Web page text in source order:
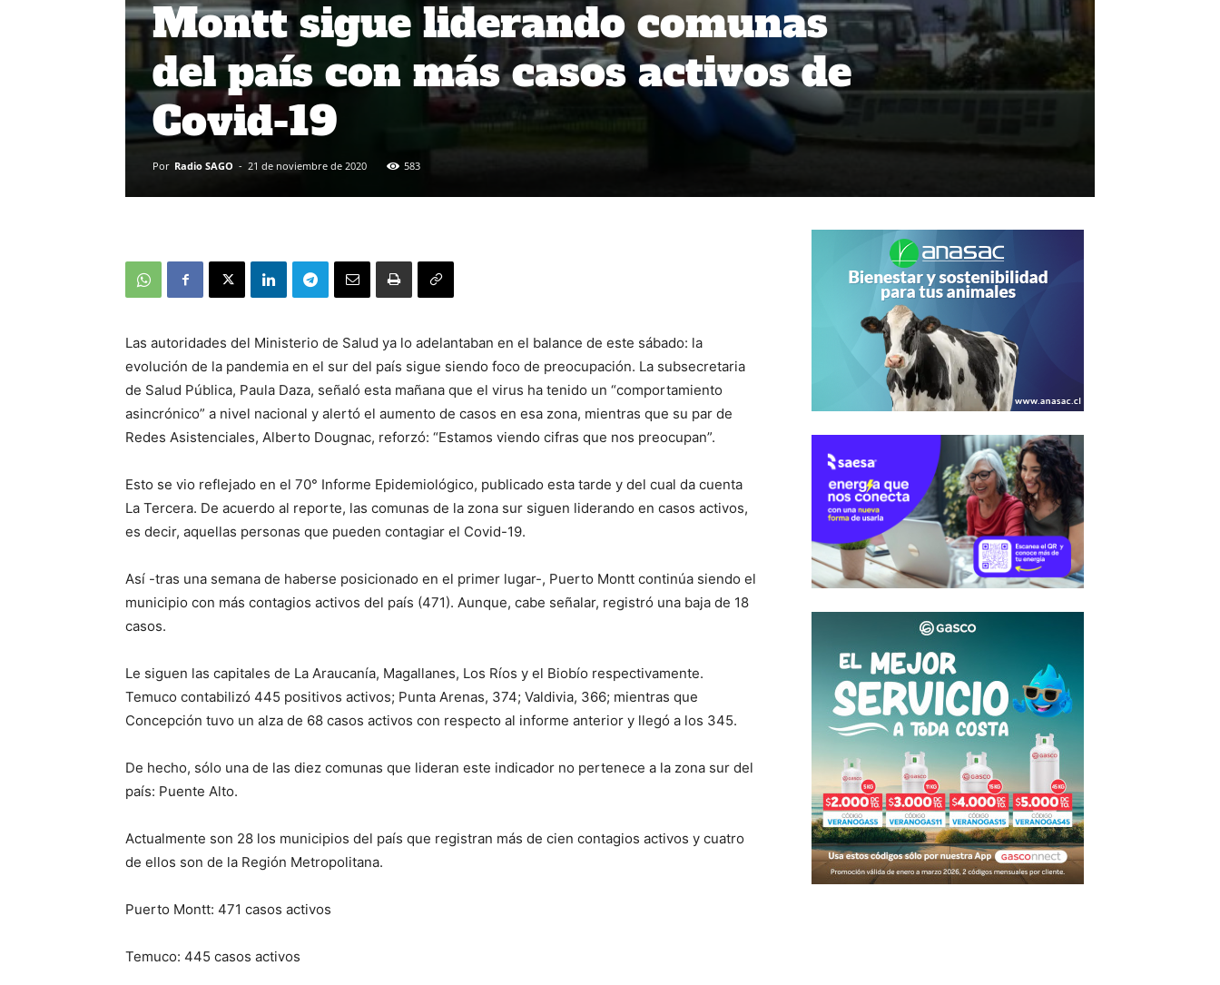
Montt sigue liderando comunas
del país con más casos activos de
Covid-19
Por Radio SAGO - 21 de noviembre de 2020 583
Las autoridades del Ministerio de Salud ya lo adelantaban en el balance de este sábado: la
evolución de la pandemia en el sur del país sigue siendo foco de preocupación. La subsecretaria
de Salud Pública, Paula Daza, señaló esta mañana que el virus ha tenido un “comportamiento
asincrónico” a nivel nacional y alertó el aumento de casos en esa zona, mientras que su par de
Redes Asistenciales, Alberto Dougnac, reforzó: “Estamos viendo cifras que nos preocupan”.
Esto se vio reflejado en el 70° Informe Epidemiológico, publicado esta tarde y del cual da cuenta
La Tercera. De acuerdo al reporte, las comunas de la zona sur siguen liderando en casos activos,
es decir, aquellas personas que pueden contagiar el Covid-19.
Así -tras una semana de haberse posicionado en el primer lugar-, Puerto Montt continúa siendo el
municipio con más contagios activos del país (471). Aunque, cabe señalar, registró una baja de 18
casos.
Le siguen las capitales de La Araucanía, Magallanes, Los Ríos y el Biobío respectivamente.
Temuco contabilizó 445 positivos activos; Punta Arenas, 374; Valdivia, 366; mientras que
Concepción tuvo un alza de 68 casos activos con respecto al informe anterior y llegó a los 345.
De hecho, sólo una de las diez comunas que lideran este indicador no pertenece a la zona sur del
país: Puente Alto.
Actualmente son 28 los municipios del país que registran más de cien contagios activos y cuatro
de ellos son de la Región Metropolitana.
Puerto Montt: 471 casos activos
Temuco: 445 casos activos